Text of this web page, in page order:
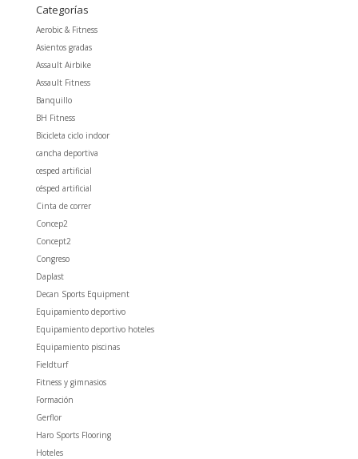
Categorías
Aerobic & Fitness
Asientos gradas
Assault Airbike
Assault Fitness
Banquillo
BH Fitness
Bicicleta ciclo indoor
cancha deportiva
cesped artificial
césped artificial
Cinta de correr
Concep2
Concept2
Congreso
Daplast
Decan Sports Equipment
Equipamiento deportivo
Equipamiento deportivo hoteles
Equipamiento piscinas
Fieldturf
Fitness y gimnasios
Formación
Gerflor
Haro Sports Flooring
Hoteles